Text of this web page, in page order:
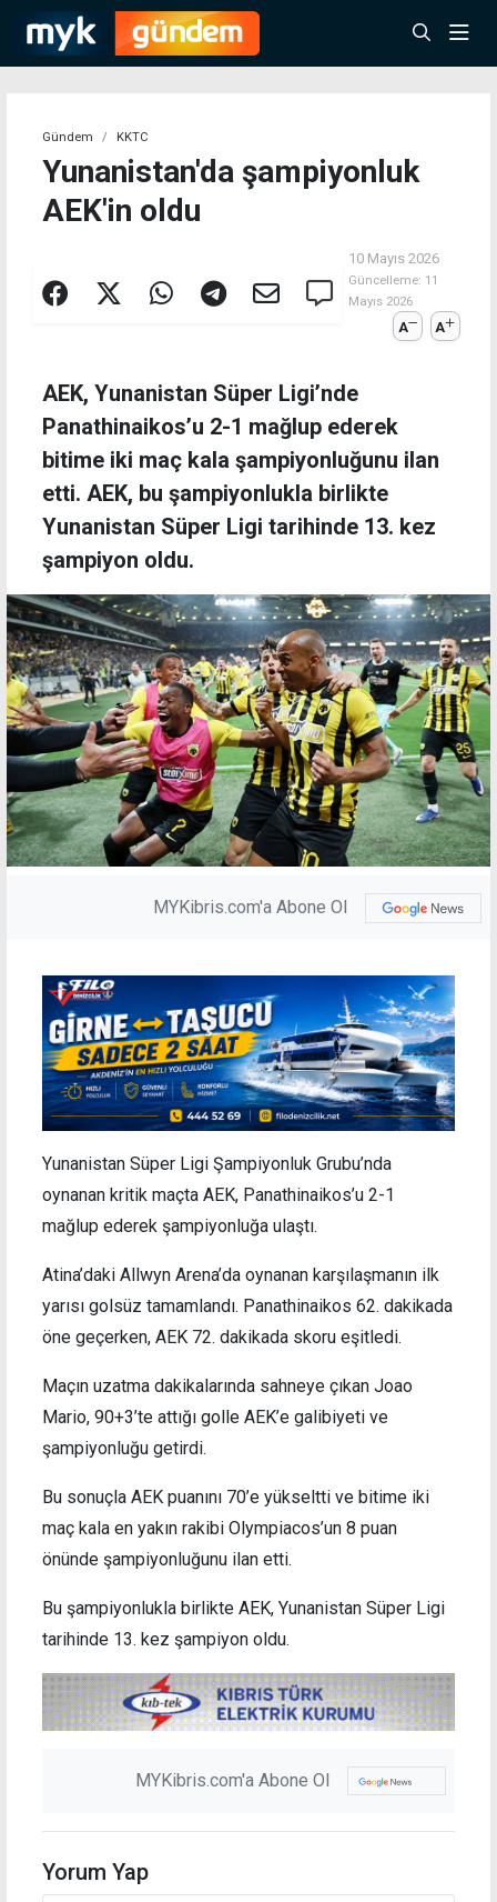
Gündem KKTC
Yunanistan'da şampiyonluk
AEK'in oldu
10 Mayıs 2026
Güncelleme: 11
Mayıs 2026
A A
AEK, Yunanistan Süper Ligi’nde
Panathinaikos’u 2-1 mağlup ederek
bitime iki maç kala şampiyonluğunu ilan
etti. AEK, bu şampiyonlukla birlikte
Yunanistan Süper Ligi tarihinde 13. kez
şampiyon oldu.
MYKibris.com'a Abone Ol
Yunanistan Süper Ligi Şampiyonluk Grubu’nda
oynanan kritik maçta AEK, Panathinaikos’u 2-1
mağlup ederek şampiyonluğa ulaştı.
Atina’daki Allwyn Arena’da oynanan karşılaşmanın ilk
yarısı golsüz tamamlandı. Panathinaikos 62. dakikada
öne geçerken, AEK 72. dakikada skoru eşitledi.
Maçın uzatma dakikalarında sahneye çıkan Joao
Mario, 90+3’te attığı golle AEK’e galibiyeti ve
şampiyonluğu getirdi.
Bu sonuçla AEK puanını 70’e yükseltti ve bitime iki
maç kala en yakın rakibi Olympiacos’un 8 puan
önünde şampiyonluğunu ilan etti.
Bu şampiyonlukla birlikte AEK, Yunanistan Süper Ligi
tarihinde 13. kez şampiyon oldu.
MYKibris.com'a Abone Ol
Yorum Yap